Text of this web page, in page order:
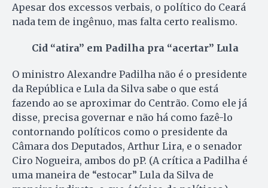
Apesar dos excessos verbais, o político do Ceará
nada tem de ingênuo, mas falta certo realismo.
Cid “atira” em Padilha pra “acertar” Lula
O ministro Alexandre Padilha não é o presidente
da República e Lula da Silva sabe o que está
fazendo ao se aproximar do Centrão. Como ele já
disse, precisa governar e não há como fazê-lo
contornando políticos como o presidente da
Câmara dos Deputados, Arthur Lira, e o senador
Ciro Nogueira, ambos do pP. (A crítica a Padilha é
uma maneira de “estocar” Lula da Silva de